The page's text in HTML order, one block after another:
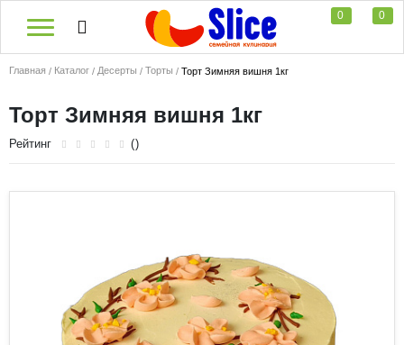
0 0
Главная Каталог Десерты Торты Торт Зимняя вишня 1кг
Торт Зимняя вишня 1кг
Рейтинг ()